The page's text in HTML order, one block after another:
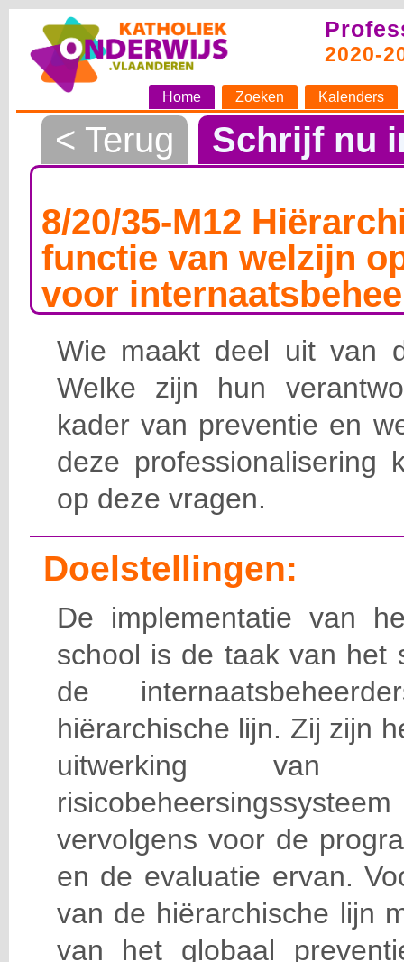
2020-
Home Zoeken Kalenders
< Terug Schrijf nu
8/20/35-M12
functie van welzijn
voor
Wie maakt deel uit van
Welke zijn hun
kader van preventie en
deze professionalisering
op deze vragen.
Doelstellingen:
De implementatie van
school is de taak van het
de
hiërarchische lijn. Zij zijn
uitwerking van
vervolgens voor de
en de evaluatie ervan.
van de hiërarchische lijn
van het globaal